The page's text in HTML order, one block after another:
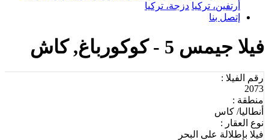
أرتفين، تركيا دزجة، تركيا
إتصل بنا
فيلا جيمس 5 - كوكورباغ, كاش
رقم الفيلا :
2073
منطقة :
أنطاليا/ كاس
نوع العقار :
فيلا بإطلالة على البحر